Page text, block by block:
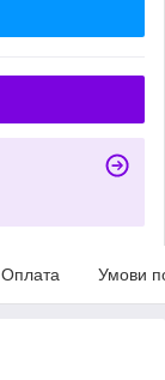
Оплата Умови